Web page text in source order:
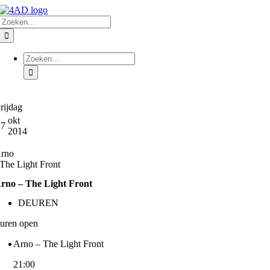
Ga
naar
inhoud
Zoeken
naar:
okt
2014
Light Front
– The Light Front
DEUREN
open
Arno – The Light Front
21:00